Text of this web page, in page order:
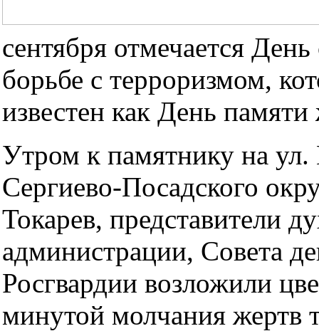
сентября отмечается
борьбе с терроризмом,
известен как День памяти
Утром к памятнику на ул.
Сергиево-Посадского
Токарев, представители
администрации, Совета
Росгвардии возложили
минутой молчания жертв